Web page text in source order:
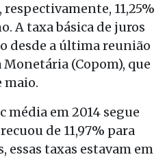
respectivamente, 11,25%
A taxa básica de juros
desde a última reunião
(Copom), que
maio.
média em 2014 segue
recuou de 11,97% para
essas taxas estavam em